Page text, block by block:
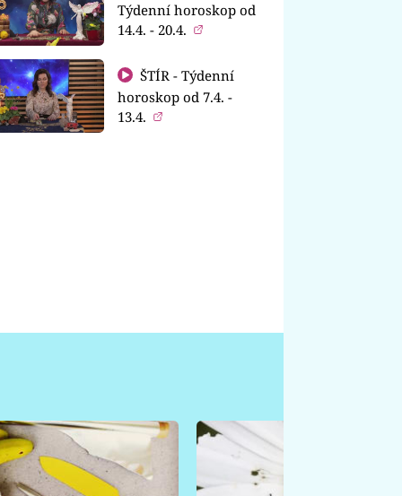
Týdenní horoskop od
14.4. - 20.4.
ŠTÍR - Týdenní
horoskop od 7.4. -
13.4.